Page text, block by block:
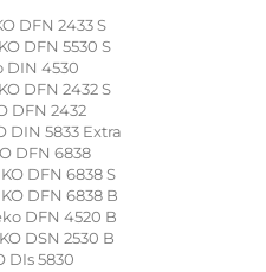
DFN 2433 S
DFN 5530 S
DIN 4530
DFN 2432 S
DFN 2432
DIN 5833 Extra
DFN 6838
DFN 6838 S
DFN 6838 B
DFN 4520 B
DSN 2530 B
DIs 5830